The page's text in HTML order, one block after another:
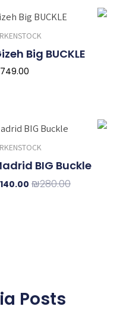
Big BUCKLE
749.00
BIG Buckle
₪280.00
המחיר
היה:
140.00
Posts